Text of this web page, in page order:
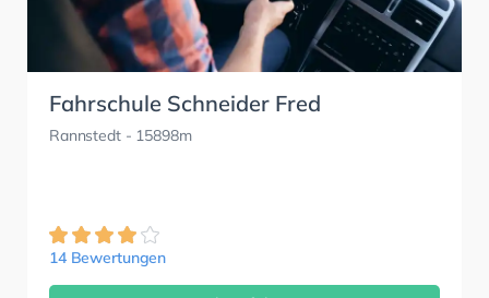
Fahrschule Schneider Fred
Rannstedt- 15898m
14 Bewertungen